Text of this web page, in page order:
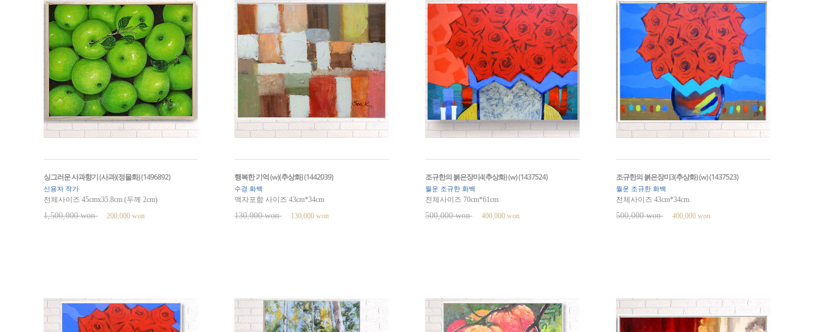
싱그러운 사과향기 (사과)(정물화) (1496892)
신용자 작가
전체사이즈 45cmx35.8cm (두께 2cm)
1,500,000 won 200,000 won
행복한 기억 (w)(추상화) (1442039)
수경 화백
액자포함 사이즈 43cm*34cm
130,000 won 130,000 won
조규한의 붉은장미4(추상화) (w) (1437524)
월운 조규한 화백
전체사이즈 70cm*61cm
500,000 won 400,000 won
조규한의 붉은장미3(추상화) (w) (1437523)
월운 조규한 화백
전체사이즈 43cm*34cm
500,000 won 400,000 won